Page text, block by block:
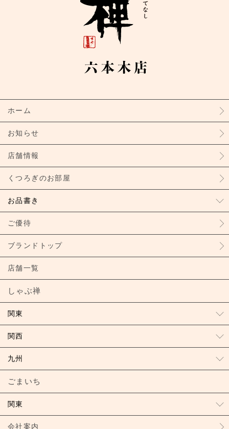
ホーム
お知らせ
店舗情報
くつろぎのお部屋
お品書き
ご優待
ブランドトップ
店舗一覧
しゃぶ禅
関東
関西
九州
ごまいち
関東
会社案内